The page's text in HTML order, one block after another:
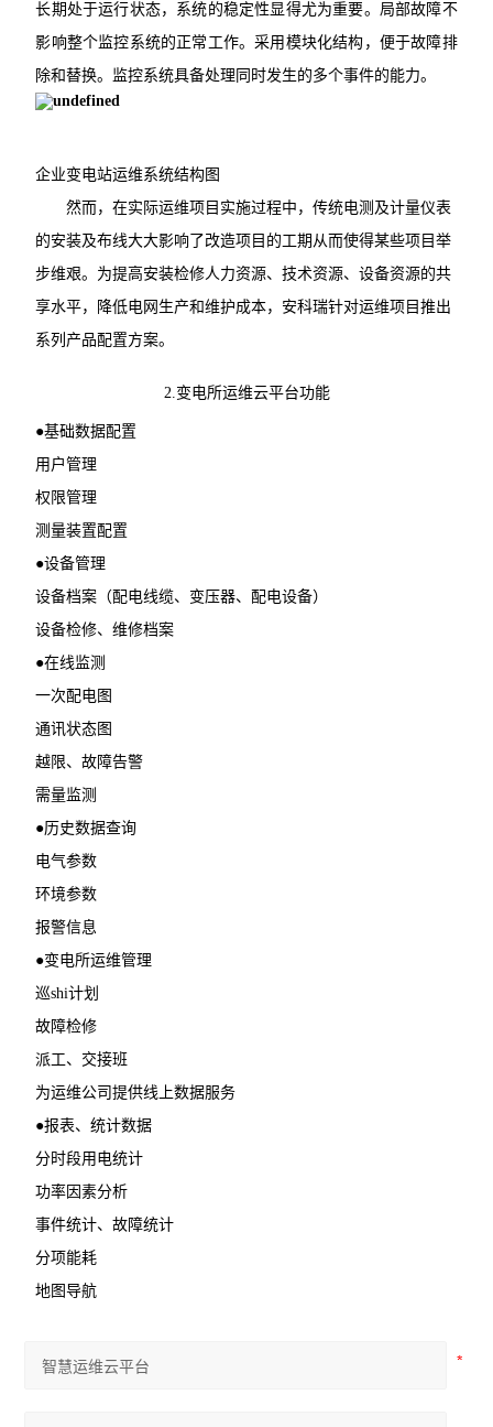
长期处于运行状态，系统的稳定性显得尤为重要。局部故障不
影响整个监控系统的正常工作。采用模块化结构，便于故障排
除和替换。监控系统具备处理同时发生的多个事件的能力。
企业变电站运维系统结构图
然而，在实际运维项目实施过程中，传统电测及计量仪表
的安装及布线大大影响了改造项目的工期从而使得某些项目举
步维艰。为提高安装检修人力资源、技术资源、设备资源的共
享水平，降低电网生产和维护成本，安科瑞针对运维项目推出
系列产品配置方案。
2.变电所运维云平台功能
●基础数据配置
用户管理
权限管理
测量装置配置
●设备管理
设备档案（配电线缆、变压器、配电设备）
设备检修、维修档案
●在线监测
一次配电图
通讯状态图
越限、故障告警
需量监测
●历史数据查询
电气参数
环境参数
报警信息
●变电所运维管理
巡shi计划
故障检修
派工、交接班
为运维公司提供线上数据服务
●报表、统计数据
分时段用电统计
功率因素分析
事件统计、故障统计
分项能耗
地图导航